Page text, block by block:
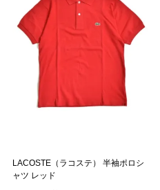
LACOSTE（ラコステ） 半袖ポロシ
ャツ レッド